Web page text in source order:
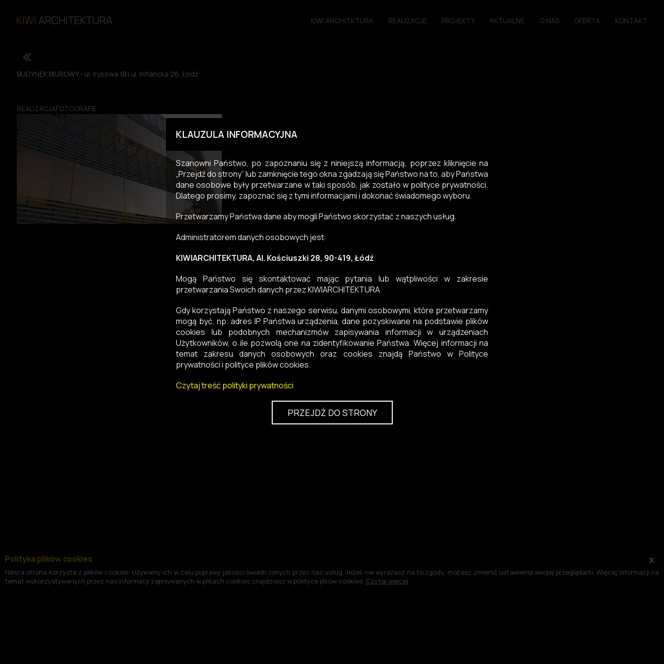
KIWI ARCHITKTURA REALIZACJE PROJEKTY AKTUALNE O NAS OFERTA KONTAKT
BUDYNEK BIUROWY - ul. Irysowa 1B i ul. Inflancka 26, Łódź
REALIZACJAFOTOGRAFIE
KLAUZULA INFORMACYJNA
Szanowni Państwo, po zapoznaniu się z niniejszą informacją, poprzez kliknięcie na
„Przejdź do strony” lub zamknięcie tego okna zgadzają się Państwo na to, aby Państwa
dane osobowe były przetwarzane w taki sposób, jak zostało w polityce prywatności.
Dlatego prosimy, zapoznać się z tymi informacjami i dokonać świadomego wyboru.
Przetwarzamy Państwa dane aby mogli Państwo skorzystać z naszych usług.
Administratorem danych osobowych jest:
KIWIARCHITEKTURA, Al. Kościuszki 28, 90-419, Łódź
Mogą Państwo się skontaktować mając pytania lub wątpliwości w zakresie
przetwarzania Swoich danych przez KIWIARCHITEKTURA
Gdy korzystają Państwo z naszego serwisu, danymi osobowymi, które przetwarzamy
mogą być, np. adres IP Państwa urządzenia, dane pozyskiwane na podstawie plików
cookies lub podobnych mechanizmów zapisywania informacji w urządzeniach
Użytkowników, o ile pozwolą one na zidentyfikowanie Państwa. Więcej informacji na
temat zakresu danych osobowych oraz cookies znajdą Państwo w Polityce
prywatności i polityce plików cookies.
Czytaj treść polityki prywatności
PRZEJDŹ DO STRONY
x
Polityka plików cookies
Nasza strona korzysta z plików cookies. Używamy ich w celu poprawy jakości świadczonych przez nas usług. Jeżeli nie wyrażasz na to zgody, możesz zmienić ustawienia swojej przeglądarki. Więcej informacji na
temat wykorzystywanych przez nas informacji zapisywanych w plikach cookies znajdziesz w polityce plków cookies. Czytaj więcej.